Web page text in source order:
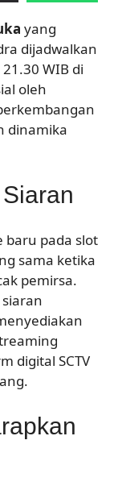
yang
dijadwalkan
WIB di
oleh
dinamika
baru pada slot
sama ketika
pemirsa.
digital SCTV